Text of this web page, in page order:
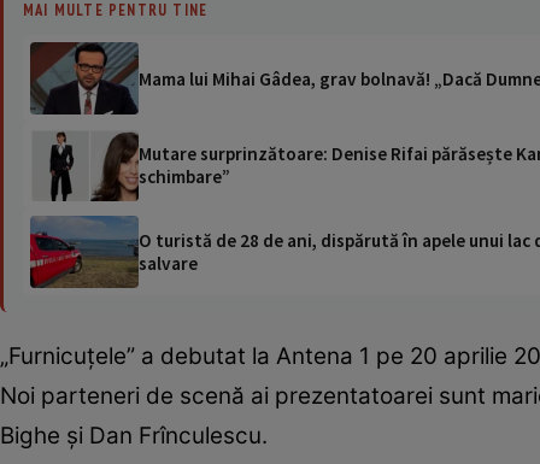
MAI MULTE PENTRU TINE
Mama lui Mihai Gâdea, grav bolnavă! „Dacă
Mutare surprinzătoare: Denise Rifai părăsește
schimbare”
O turistă de 28 de ani, dispărută în apele unui
salvare
„Furnicuțele” a debutat la Antena 1 pe 20 aprilie
Noi parteneri de scenă ai prezentatoarei sunt
Bighe și Dan Frînculescu.